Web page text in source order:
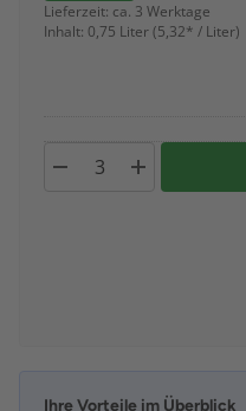
Lieferzeit: ca. 3 Werktage
Inhalt: 0,75 Liter (5,32* / Liter)
Ihre Vorteile im Überblick